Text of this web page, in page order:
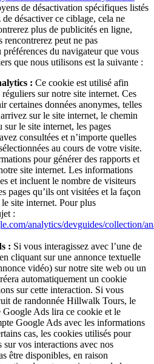
de désactivation spécifiques listés
désactiver ce ciblage, cela ne
plus de publicités en ligne,
peut ne pas
du navigateur que vous
que nous utilisons est la suivante :
: Ce cookie est utilisé afin
sur notre site internet. Ces
certaines données anonymes, telles
sur le site internet, le chemin
le site internet, les pages
consultées et n’importe quelles
au cours de votre visite.
pour générer des rapports et
site internet. Les informations
et incluent le nombre de visiteurs
pages qu’ils ont visitées et la façon
site internet. Pour plus
:
analytics/devguides/collection/
: Si vous interagissez avec l’une de
cliquant sur une annonce textuelle
vidéo) sur notre site web ou un
automatiquement un cookie
sur cette interaction. Si vous
de randonnée Hillwalk Tours, le
Google Ads lira ce cookie et le
Google Ads avec les informations
cas, les cookies utilisés pour
vos interactions avec nos
être disponibles, en raison